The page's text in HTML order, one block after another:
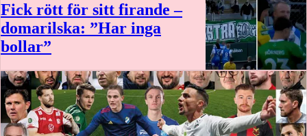
Fick rött för sitt firande –
domarilska: ”Har inga
bollar”